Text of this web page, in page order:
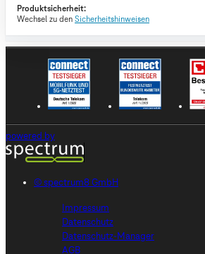
Produktsicherheit:
Wechsel zu den Sicherheitshinweisen
powered by
© spectrum8 GmbH
Impressum
Datenschutz
Datenschutz-Manager
AGB